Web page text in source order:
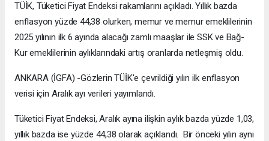
TÜİK, Tüketici Fiyat Endeksi rakamlarını açıkladı. Yıllık bazda
enflasyon yüzde 44,38 olurken, memur ve memur emeklilerinin
2025 yılının ilk 6 ayında alacağı zamlı maaşlar ile SSK ve Bağ-
Kur emeklilerinin aylıklarındaki artış oranlarda netleşmiş oldu.
ANKARA (İGFA) -Gözlerin TÜİK'e çevrildiği yılın ilk enflasyon
verisi için Aralık ayı verileri yayımlandı.
Tüketici Fiyat Endeksi, Aralık ayına ilişkin aylık bazda yüzde 1,03,
yıllık bazda ise yüzde 44,38 olarak açıklandı. Bir önceki yılın aynı